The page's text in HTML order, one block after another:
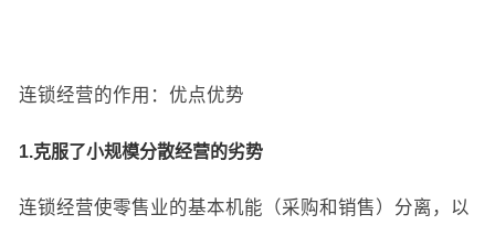
连锁经营的作用：优点优势
1.克服了小规模分散经营的劣势
连锁经营使零售业的基本机能（采购和销售）分离，以